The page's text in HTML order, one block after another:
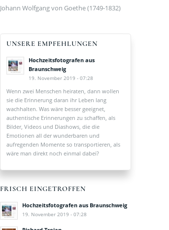
Johann Wolfgang von Goethe (1749-1832)
UNSERE EMPFEHLUNGEN
Hochzeitsfotografen aus
Braunschweig
19. November 2019 - 07:28
Wenn zwei Menschen heiraten, dann wollen
sie die Erinnerung daran ihr Leben lang
wachhalten. Was wäre besser geeignet,
authentische Erinnerungen zu schaffen, als
Bilder, Videos und Diashows, die die
Emotionen all der wunderbaren und
aufregenden Momente so transportieren, als
wäre man direkt noch einmal dabei?
FRISCH EINGETROFFEN
Hochzeitsfotografen aus Braunschweig
19. November 2019 - 07:28